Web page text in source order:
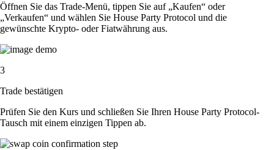
Öffnen Sie das Trade-Menü, tippen Sie auf „Kaufen“ oder
„Verkaufen“ und wählen Sie House Party Protocol und die
gewünschte Krypto- oder Fiatwährung aus.
3
Trade bestätigen
Prüfen Sie den Kurs und schließen Sie Ihren House Party Protocol-
Tausch mit einem einzigen Tippen ab.